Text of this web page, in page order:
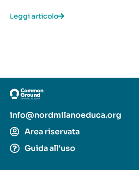
Leggi articolo
info@nordmilanoeduca.org
Area riservata
Guida all'uso